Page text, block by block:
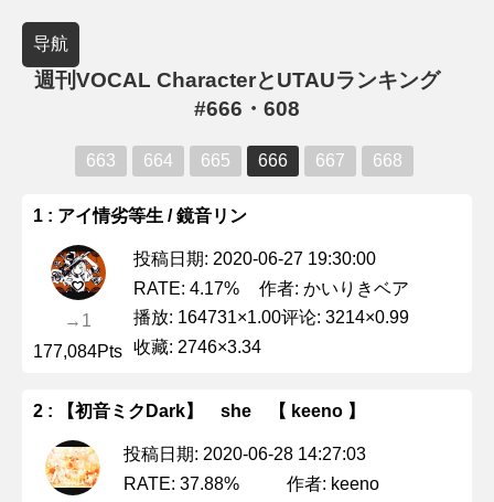
导航
週刊VOCAL CharacterとUTAUランキング
#666・608
663 664 665 666 667 668
1 : アイ情劣等生 / 鏡音リン
→1
177,084Pts
投稿日期: 2020-06-27 19:30:00
RATE: 4.17%
作者: かいりきベア
播放: 164731×1.00评论: 3214×0.99
收藏: 2746×3.34
2 : 【初音ミクDark】 she 【 keeno 】
投稿日期: 2020-06-28 14:27:03
RATE: 37.88%
作者: keeno